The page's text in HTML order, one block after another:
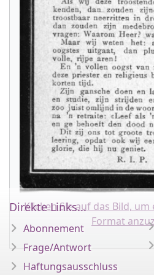
Klicken Sie auf das Bild,
Format
Direkte Links...
Abonnement
Frage/Antwort
Haftungsausschluss